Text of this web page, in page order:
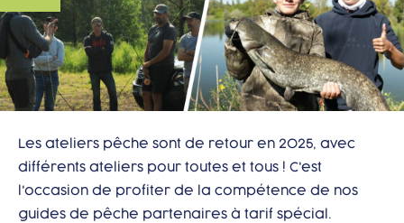
Les ateliers pêche sont de retour en 2025, avec
différents ateliers pour toutes et tous ! C'est
l'occasion de profiter de la compétence de nos
guides de pêche partenaires à tarif spécial.